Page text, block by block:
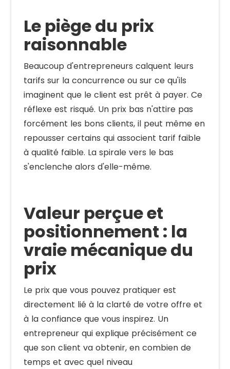
Le piège du prix
raisonnable
Beaucoup d'entrepreneurs calquent leurs
tarifs sur la concurrence ou sur ce qu'ils
imaginent que le client est prêt à payer. Ce
réflexe est risqué. Un prix bas n'attire pas
forcément les bons clients, il peut même en
repousser certains qui associent tarif faible
à qualité faible. La spirale vers le bas
s'enclenche alors d'elle-même.
Valeur perçue et
positionnement : la
vraie mécanique du
prix
Le prix que vous pouvez pratiquer est
directement lié à la clarté de votre offre et
à la confiance que vous inspirez. Un
entrepreneur qui explique précisément ce
que son client va obtenir, en combien de
temps et avec quel niveau